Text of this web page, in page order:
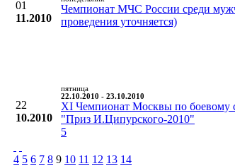
01
11.2010
Чемпионат МЧС России среди
проведения уточняется)
22
10.2010
пятница
22.10.2010 - 23.10.2010
XI Чемпионат Москвы по боевому
"Приз И.Ципурского-2010"
5
4 5 6 7 8 9 10 11 12 13 14